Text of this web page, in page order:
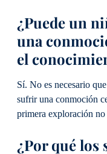
¿Puede un
una
el
Sí. No es necesario
sufrir una conmoción
primera exploración
¿Por qué los